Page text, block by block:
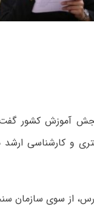
آموزش کشور گفت:
و کارشناسی ارشد
از سوی سازمان